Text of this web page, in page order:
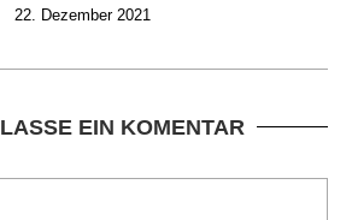
22. Dezember 2021
EIN KOMENTAR